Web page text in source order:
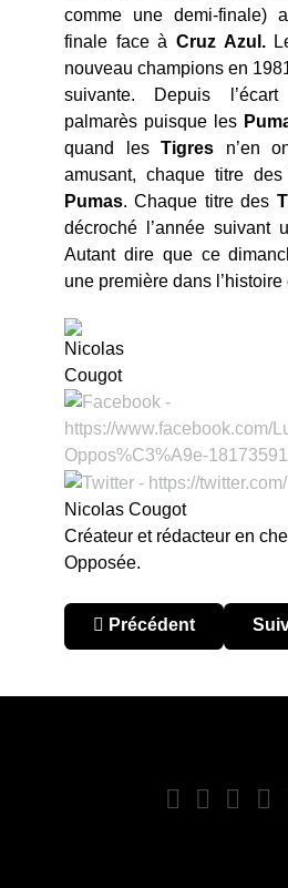
comme une demi-finale)
finale face à Cruz Azul.
nouveau champions en
suivante. Depuis
palmarès puisque les
quand lesTigres n’en
amusant, chaque titre
Pumas. Chaque titre des
décroché l’année suivant
Autant dire que ce
une première dans l’histoire
Nicolas Cougot
Créateur et rédacteur en
Opposée.
Article précédent :
Précédent